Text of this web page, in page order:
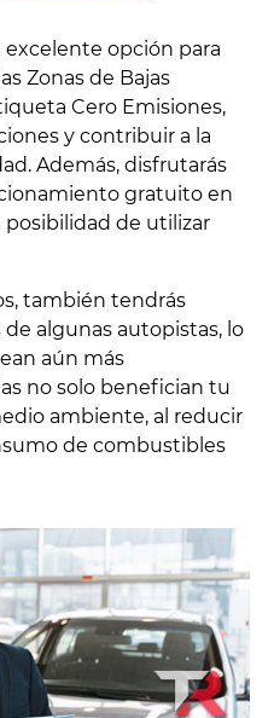
excelente opción para
Zonas de Bajas
Cero Emisiones,
y contribuir a la
Además, disfrutarás
gratuito en
posibilidad de utilizar
también tendrás
algunas autopistas, lo
aún más
no solo benefician tu
ambiente, al reducir
de combustibles